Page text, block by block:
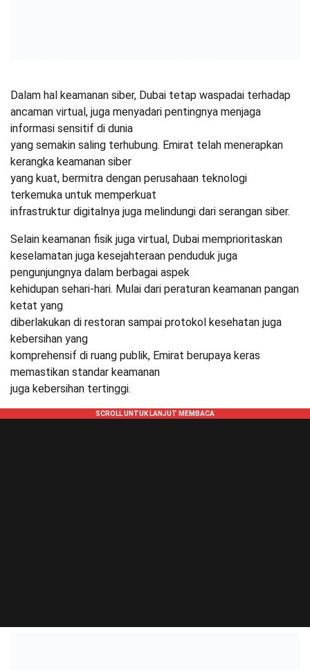
Dalam hal keamanan siber, Dubai tetap waspadai terhadap
ancaman virtual, juga menyadari pentingnya menjaga
informasi sensitif di dunia
yang semakin saling terhubung. Emirat telah menerapkan
kerangka keamanan siber
yang kuat, bermitra dengan perusahaan teknologi
terkemuka untuk memperkuat
infrastruktur digitalnya juga melindungi dari serangan siber.
Selain keamanan fisik juga virtual, Dubai memprioritaskan
keselamatan juga kesejahteraan penduduk juga
pengunjungnya dalam berbagai aspek
kehidupan sehari-hari. Mulai dari peraturan keamanan pangan
ketat yang
diberlakukan di restoran sampai protokol kesehatan juga
kebersihan yang
komprehensif di ruang publik, Emirat berupaya keras
memastikan standar keamanan
juga kebersihan tertinggi.